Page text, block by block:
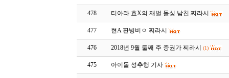
478 티아라 효X의 재벌 돌싱 남친 찌라시
477 현A 판빙비ㅇ 찌라시
476 2018년 9월 둘째 주 증권가 찌라시 (1)
475 아이돌 성추행 기사